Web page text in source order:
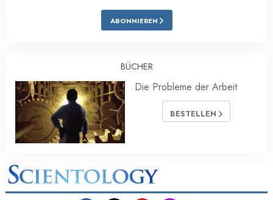
ABONNIEREN
BÜCHER
Die Probleme der Arbeit
BESTELLEN